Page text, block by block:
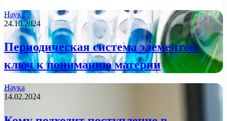
Наука
24.10.2024
Периодическая система элементов:
ключ к пониманию материи
Наука
14.02.2024